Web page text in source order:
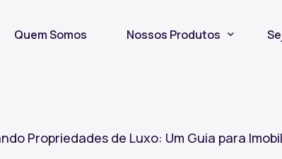
Quem Somos Nossos Produtos
Seguro Fiança Locatícia
Propriedades de Luxo: Um Guia para